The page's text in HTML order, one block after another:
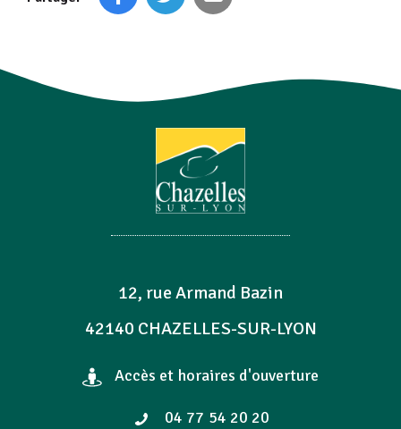
12, rue Armand Bazin
42140 CHAZELLES-SUR-LYON
Accès et horaires d'ouverture
04 77 54 20 20